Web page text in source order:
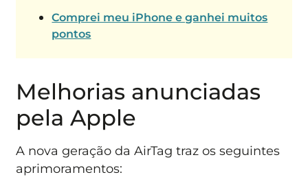
Comprei meu iPhone e ganhei muitos
pontos
Melhorias anunciadas
pela Apple
A nova geração da AirTag traz os seguintes
aprimoramentos: